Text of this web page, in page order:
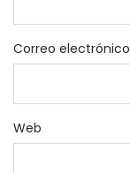
Correo electrónico
Web